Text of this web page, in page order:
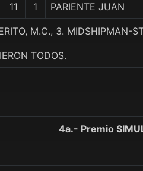
11 1 PARIENTE JUAN
M.C., 3. MIDSHIPMAN-
TODOS.
4a.- Premio